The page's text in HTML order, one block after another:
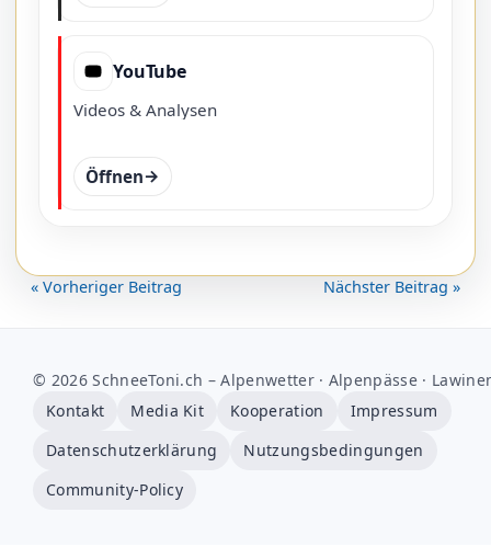
YouTube
Videos & Analysen
Öffnen
« Vorheriger Beitrag Nächster Beitrag »
© 2026 SchneeToni.ch – Alpenwetter · Alpenpässe ·
Kontakt
Media Kit Kooperation
Impressum
Datenschutzerklärung
Nutzungsbedingungen
Community-Policy